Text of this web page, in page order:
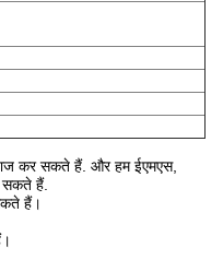
कर सकते हैं. और हम ईएमएस,
सकते हैं.
हैं।